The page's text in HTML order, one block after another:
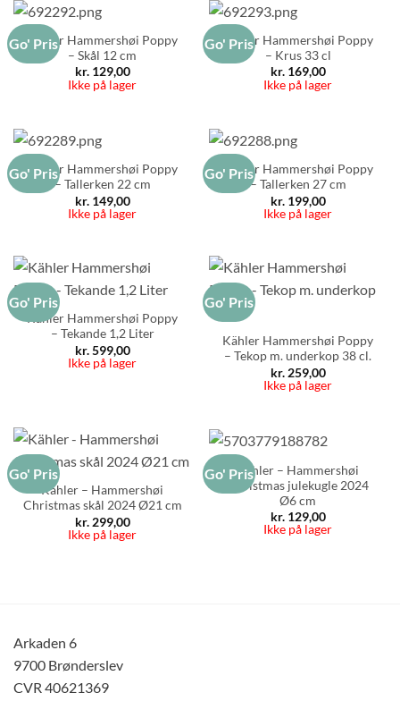
Go' Pris
Kähler Hammershøi Poppy
– Skål 12 cm
kr.129,00
Ikke på lager
Go' Pris
Kähler Hammershøi Poppy
– Krus 33 cl
kr.169,00
Ikke på lager
Go' Pris
Kähler Hammershøi Poppy
– Tallerken 22 cm
kr.149,00
Ikke på lager
Go' Pris
Kähler Hammershøi Poppy
– Tallerken 27 cm
kr.199,00
Ikke på lager
Go' Pris
Kähler Hammershøi Poppy
– Tekande 1,2 Liter
kr.599,00
Ikke på lager
Go' Pris
Kähler Hammershøi Poppy
– Tekop m. underkop 38 cl.
kr.259,00
Ikke på lager
Go' Pris
Kähler – Hammershøi
Christmas skål 2024 Ø21 cm
kr.299,00
Ikke på lager
Go' PrisKähler – Hammershøi
Christmas julekugle 2024
Ø6 cm
kr.129,00
Ikke på lager
Arkaden 6
9700 Brønderslev
CVR 40621369